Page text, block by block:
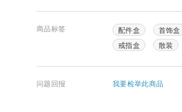
商品标签 配件盒 首饰盒
戒指盒
散装
问题回报 我要检举此商品